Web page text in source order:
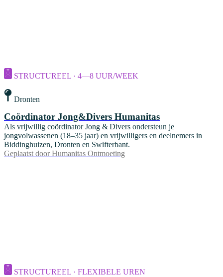
STRUCTUREEL · 4—8 UUR/WEEK
Dronten
Coördinator Jong&Divers Humanitas
Als vrijwillig coördinator Jong & Divers ondersteun je
jongvolwassenen (18–35 jaar) en vrijwilligers en deelnemers in
Biddinghuizen, Dronten en Swifterbant.
Geplaatst door Humanitas Ontmoeting
STRUCTUREEL · FLEXIBELE UREN